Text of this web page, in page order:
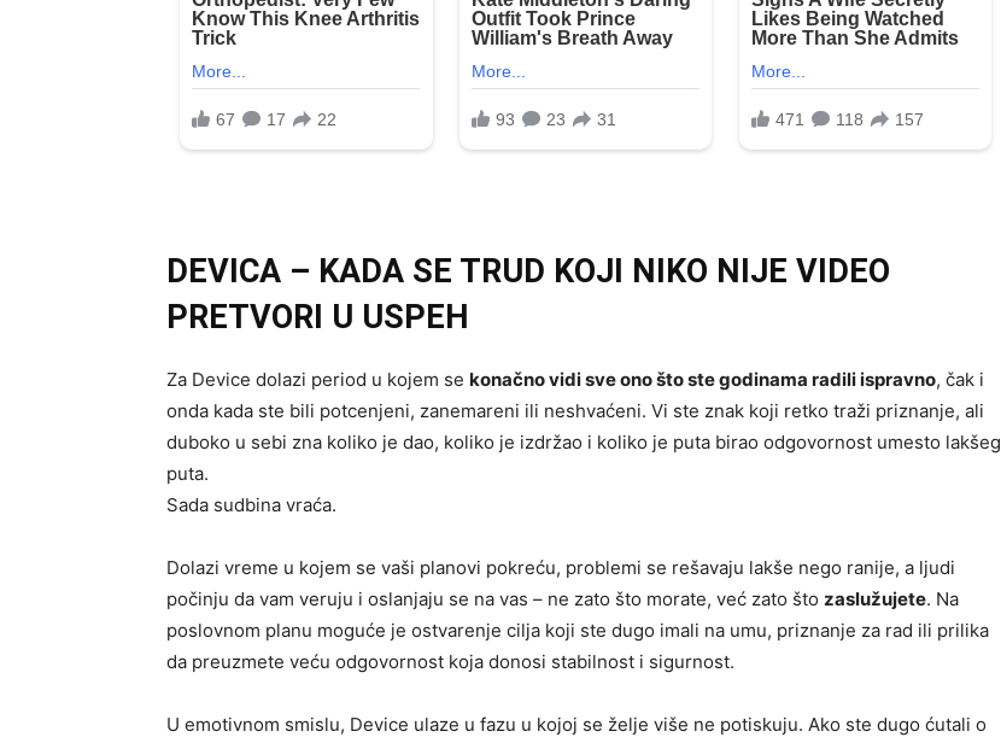
DEVICA – KADA SE TRUD KOJI NIKO NIJE VIDEO
PRETVORI U USPEH
Za Device dolazi period u kojem se konačno vidi sve ono što ste godinama radili ispravno, čak i
onda kada ste bili potcenjeni, zanemareni ili neshvaćeni. Vi ste znak koji retko traži priznanje, ali
duboko u sebi zna koliko je dao, koliko je izdržao i koliko je puta birao odgovornost umesto lakšeg
puta.
Sada sudbina vraća.
Dolazi vreme u kojem se vaši planovi pokreću, problemi se rešavaju lakše nego ranije, a ljudi
počinju da vam veruju i oslanjaju se na vas – ne zato što morate, već zato što zaslužujete. Na
poslovnom planu moguće je ostvarenje cilja koji ste dugo imali na umu, priznanje za rad ili prilika
da preuzmete veću odgovornost koja donosi stabilnost i sigurnost.
U emotivnom smislu, Device ulaze u fazu u kojoj se želje više ne potiskuju. Ako ste dugo ćutali o